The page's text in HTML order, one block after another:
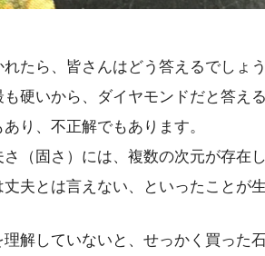
たら、皆さんはどう答えるでしょ
硬いから、ダイヤモンドだと答え
り、不正解でもあります。
（固さ）には、複数の次元が存在
夫とは言えない、といったことが
解していないと、せっかく買った